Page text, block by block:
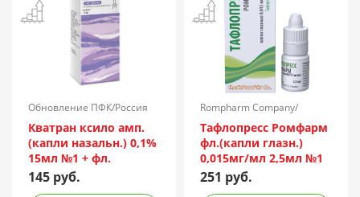
Обновление ПФК/Россия
Кватран ксило амп.
(капли назальн.) 0,1%
15мл №1 + фл.
145 руб.
Rompharm Company/
Румыния
Тафлопресс Ромфарм
фл.(капли глазн.)
0,015мг/мл 2,5мл №1
пач.карт.
251 руб.